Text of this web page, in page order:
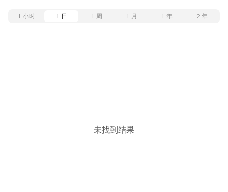
1 小时 1 日 1 周 1 月 1 年 2 年
未找到结果